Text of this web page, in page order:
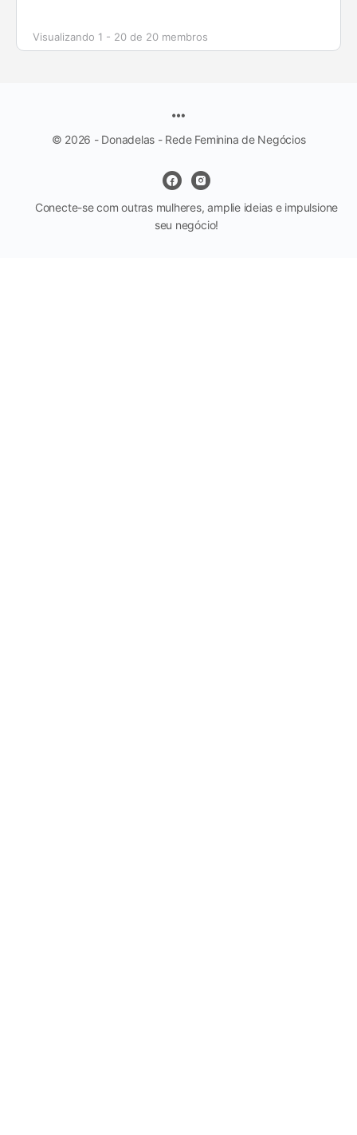
Visualizando 1 - 20 de 20 membros
© 2026 - Donadelas - Rede Feminina de Negócios
Conecte-se com outras mulheres, amplie ideias e impulsione
seu negócio!